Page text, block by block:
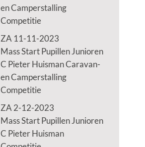
en Camperstalling
Competitie
ZA 11-11-2023
Mass Start Pupillen Junioren
C Pieter Huisman Caravan-
en Camperstalling
Competitie
ZA 2-12-2023
Mass Start Pupillen Junioren
C Pieter Huisman